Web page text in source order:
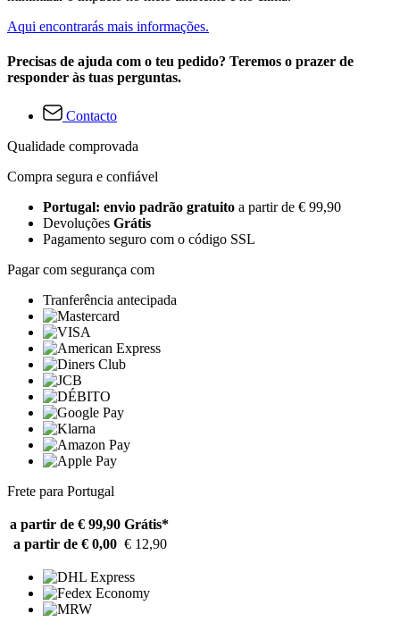
Aqui encontrarás mais informações.
Precisas de ajuda com o teu pedido? Teremos o prazer de
responder às tuas perguntas.
Contacto
Qualidade comprovada
Compra segura e confiável
Portugal: envio padrão gratuito a partir de € 99,90
Devoluções Grátis
Pagamento seguro com o código SSL
Pagar com segurança com
Tranferência antecipada
Frete para Portugal
a partir de € 99,90 Grátis*
a partir de € 0,00 € 12,90